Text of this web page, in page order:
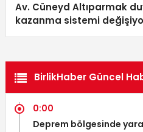
Av. Cüneyd Altıparmak
kazanma sistemi
BirlikHaber Güncel
0:00
Deprem bölgesinde